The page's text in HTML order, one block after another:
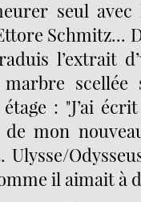
seul
Schmitz...
l’extrait
: "J’ai
mon
Ulysse/
il aimait à